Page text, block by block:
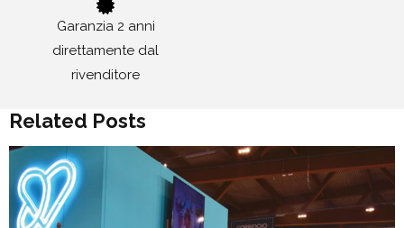
Garanzia 2 anni
direttamente dal
rivenditore
Related Posts